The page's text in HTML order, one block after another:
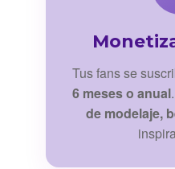
Tus fans se
6 meses o anual
de modelaje,